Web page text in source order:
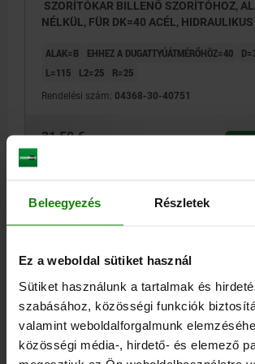
Beleegyezés Részletek
Ez a weboldal sütiket használ
Sütiket használunk a tartalmak és
szabásához, közösségi funkciók
valamint weboldalforgalmunk
közösségi média-, hirdető- és elemező
SZORÍTÓKAR BILLENŐ SZORÍTÓHOZ,
NÉLKÜL, FÜR DK=40 ACÉL, HIDRAULIKUS
ALAK=B EHHEZ A DUGATTYÚÁTMÉRŐHÖZ=40
L=115
L2=25 R=25
Rendelési szám: 04368-30-40751
31,50 €
RÉSZLETEK
LETÖLTÉSEK